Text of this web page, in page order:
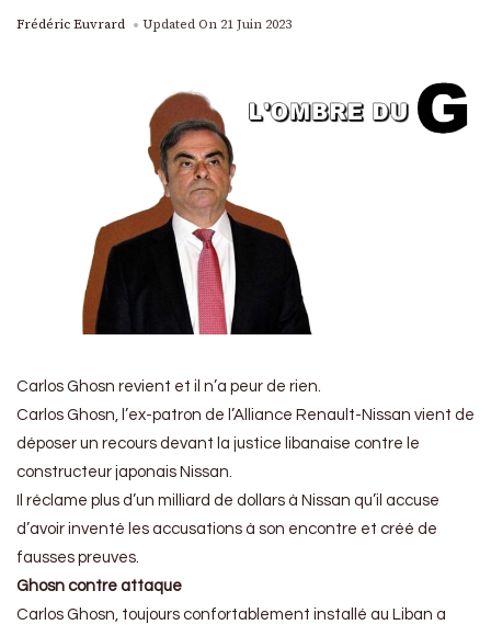
Frédéric Euvrard Updated On 21 Juin 2023
Carlos Ghosn revient et il n’a peur de rien.
Carlos Ghosn, l’ex-patron de l’Alliance Renault-Nissan vient de
déposer un recours devant la justice libanaise contre le
constructeur japonais Nissan.
réclame plus d’un milliard de dollars à Nissan qu’il accuse
d’avoir inventé les accusations à son encontre et créé de
fausses preuves.
Ghosn contre attaque
Carlos Ghosn, toujours confortablement installé au Liban a